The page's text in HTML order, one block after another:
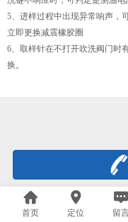
5、进样过程中出现异常响声，
立即更换减震橡胶圈
6、取样针在不打开吹洗阀门时
换。
首页 定位 留